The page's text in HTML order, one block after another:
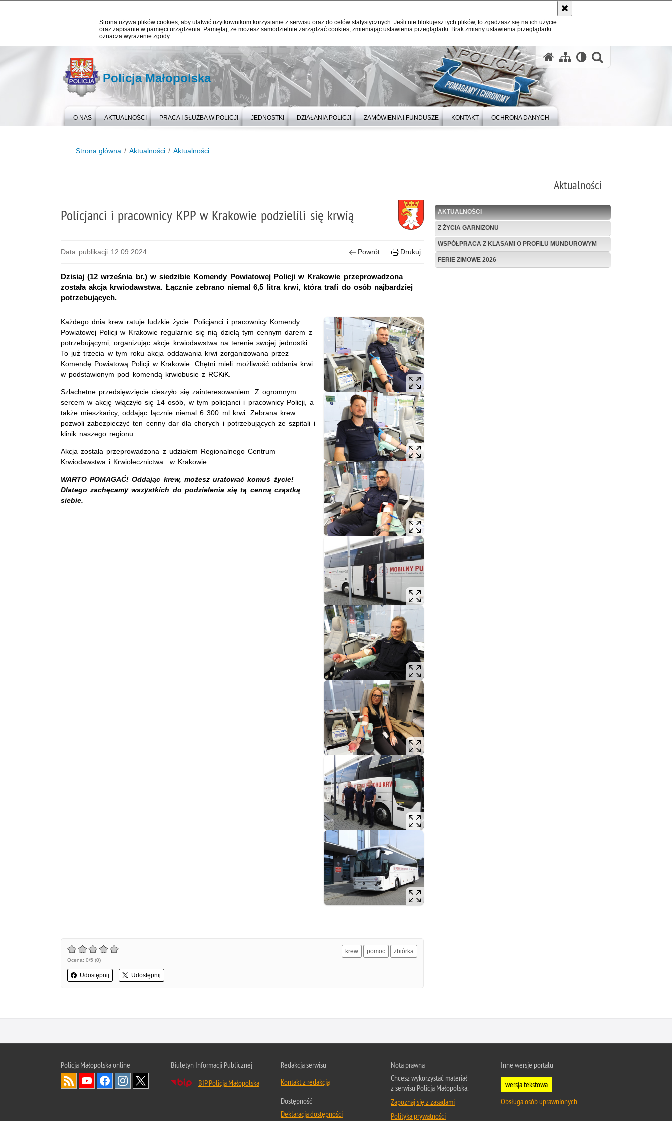
Strona używa plików cookies, aby ułatwić użytkownikom korzystanie z serwisu oraz do celów statystycznych. Jeśli nie blokujesz tych plików, to zgadzasz się na ich użycie
oraz zapisanie w pamięci urządzenia. Pamiętaj, że możesz samodzielnie zarządzać cookies, zmieniając ustawienia przeglądarki. Brak zmiany ustawienia przeglądarki
oznacza wyrażenie zgody.
Policja Małopolska
O NAS AKTUALNOŚCI PRACA I SŁUŻBA W POLICJI JEDNOSTKI DZIAŁANIA POLICJI ZAMÓWIENIA I FUNDUSZE KONTAKT OCHRONA DANYCH
Strona główna Aktualności Aktualności
Aktualności
Policjanci i pracownicy KPP w Krakowie podzielili się krwią
Data publikacji 12.09.2024 Powrót Drukuj
Dzisiaj (12 września br.) w siedzibie Komendy Powiatowej Policji w Krakowie przeprowadzona
została akcja krwiodawstwa. Łącznie zebrano niemal 6,5 litra krwi, która trafi do osób najbardziej
potrzebujących.
Każdego dnia krew ratuje ludzkie życie. Policjanci i pracownicy Komendy
Powiatowej Policji w Krakowie regularnie się nią dzielą tym cennym darem z
potrzebującymi, organizując akcje krwiodawstwa na terenie swojej jednostki.
To już trzecia w tym roku akcja oddawania krwi zorganizowana przez
Komendę Powiatową Policji w Krakowie. Chętni mieli możliwość oddania krwi
w podstawionym pod komendą krwiobusiez RCKiK.
Szlachetne przedsięwzięcie cieszyło się zainteresowaniem. Z ogromnym
sercem w akcję włączyło się 14 osób, w tym policjanci i pracownicy Policji, a
także mieszkańcy, oddając łącznie niemal 6 300 ml krwi. Zebrana krew
pozwoli zabezpieczyć ten cenny dar dla chorych i potrzebujących ze szpitali i
klinik naszego regionu.
Akcja została przeprowadzona z udziałem Regionalnego Centrum
Krwiodawstwa i Krwiolecznictwa w Krakowie.
WARTO POMAGAĆ! Oddając krew, możesz uratować komuś życie!
Dlatego zachęcamy wszystkich do podzielenia się tą cenną cząstką
siebie.
Ocena: 0/5 (0)
Udostępnij Udostępnij
krew pomoc zbiórka
AKTUALNOŚCI
Z ŻYCIA GARNIZONU
WSPÓŁPRACA Z KLASAMI O PROFILU MUNDUROWYM
FERIE ZIMOWE 2026
Policja Małopolska online
Biuletyn Informacji Publicznej
BIP Policja Małopolska
Redakcja serwisu
Kontakt z redakcją
Dostępność
Deklaracja dostępności
Nota prawna
Chcesz wykorzystać materiał
z serwisu Policja Małopolska.
Zapoznaj się z zasadami
Polityka prywatności
Inne wersje portalu
wersja tekstowa
Obsługa osób uprawnionych